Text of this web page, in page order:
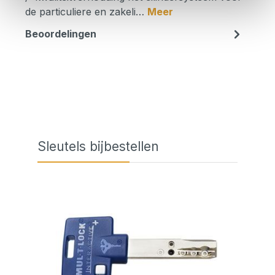
de particuliere en zakeli… Meer
Beoordelingen
Skip product gallery
Sleutels bijbestellen